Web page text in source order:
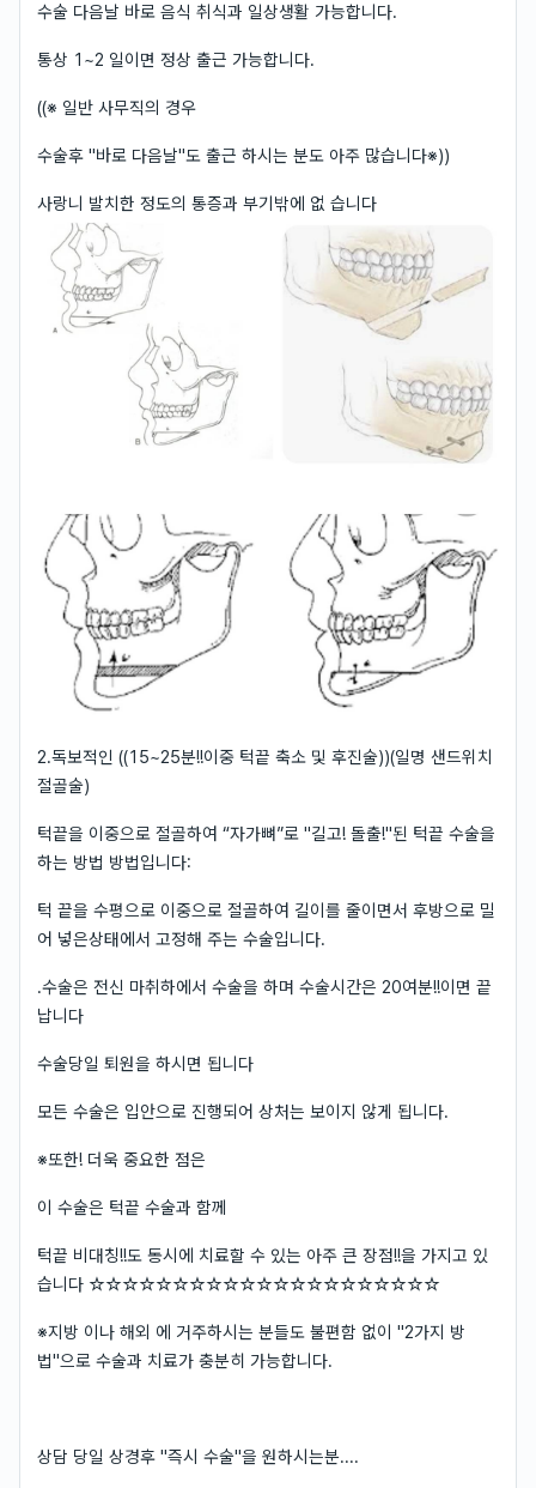
수술 다음날 바로 음식 취식과 일상생활 가능합니다.
통상 1~2 일이면 정상 출근 가능합니다.
((※ 일반 사무직의 경우
수술후 "바로 다음날"도 출근 하시는 분도 아주 많습니다※))
사랑니 발치한 정도의 통증과 부기밖에 없 습니다
2.독보적인 ((15~25분!!이중 턱끝 축소 및 후진술))(일명 샌드위치
절골술)
턱끝을 이중으로 절골하여 “자가뼈”로 "길고! 돌출!"된 턱끝 수술을
하는 방법 방법입니다:
턱 끝을 수평으로 이중으로 절골하여 길이를 줄이면서 후방으로 밀
어 넣은상태에서 고정해 주는 수술입니다.
.수술은 전신 마취하에서 수술을 하며 수술시간은 20여분!!이면 끝
납니다
수술당일 퇴원을 하시면 됩니다
모든 수술은 입안으로 진행되어 상처는 보이지 않게 됩니다.
※또한! 더욱 중요한 점은
이 수술은 턱끝 수술과 함께
턱끝 비대칭!!도 동시에 치료할 수 있는 아주 큰 장점!!을 가지고 있
습니다 ☆☆☆☆☆☆☆☆☆☆☆☆☆☆☆☆☆☆☆☆☆
※지방 이나 해외 에 거주하시는 분들도 불편함 없이 "2가지 방
법"으로 수술과 치료가 충분히 가능합니다.
상담 당일 상경후 "즉시 수술"을 원하시는분....